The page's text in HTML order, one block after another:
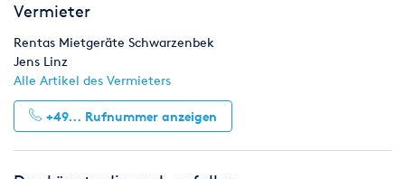
Fräsen & Schneiden Gartengeräte
Heizung & Klima Klempnerbedarf
Mess- & Prüfgeräte Reinigungstechnik
Vermieter
Rentas Mietgeräte Schwarzenbek
Jens Linz
Alle Artikel des Vermieters
+49... Rufnummer anzeigen